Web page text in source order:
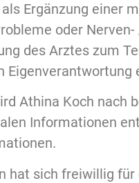
Ergänzung einer
oder
des Arztes zum
Eigenverantwortung
Athina Koch nach
Informationen
hat sich freiwillig